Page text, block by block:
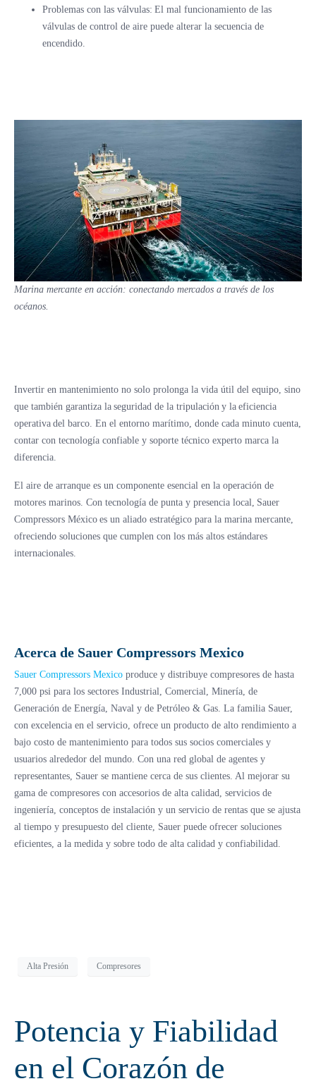
Problemas con las válvulas: El mal funcionamiento de las
válvulas de control de aire puede alterar la secuencia de
encendido.
Marina mercante en acción: conectando mercados a través de los
océanos.
Invertir en mantenimiento no solo prolonga la vida útil del equipo, sino
que también garantiza la seguridad de la tripulación y la eficiencia
operativa del barco. En el entorno marítimo, donde cada minuto cuenta,
contar con tecnología confiable y soporte técnico experto marca la
diferencia.
El aire de arranque es un componente esencial en la operación de
motores marinos. Con tecnología de punta y presencia local, Sauer
Compressors México es un aliado estratégico para la marina mercante,
ofreciendo soluciones que cumplen con los más altos estándares
internacionales.
Acerca de Sauer Compressors Mexico
Sauer Compressors Mexico produce y distribuye compresores de hasta
7,000 psi para los sectores Industrial, Comercial, Minería, de
Generación de Energía, Naval y de Petróleo & Gas. La familia Sauer,
con excelencia en el servicio, ofrece un producto de alto rendimiento a
bajo costo de mantenimiento para todos sus socios comerciales y
usuarios alrededor del mundo. Con una red global de agentes y
representantes, Sauer se mantiene cerca de sus clientes. Al mejorar su
gama de compresores con accesorios de alta calidad, servicios de
ingeniería, conceptos de instalación y un servicio de rentas que se ajusta
al tiempo y presupuesto del cliente, Sauer puede ofrecer soluciones
eficientes, a la medida y sobre todo de alta calidad y confiabilidad.
Alta Presión Compresores
Potencia y Fiabilidad
en el Corazón de